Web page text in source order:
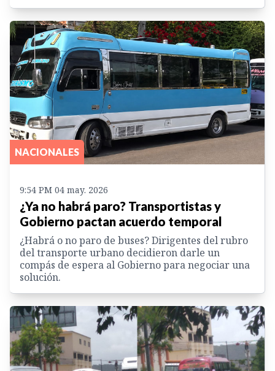
NACIONALES
9:54 PM 04 may. 2026
¿Ya no habrá paro? Transportistas y
Gobierno pactan acuerdo temporal
¿Habrá o no paro de buses? Dirigentes del rubro
del transporte urbano decidieron darle un
compás de espera al Gobierno para negociar una
solución.